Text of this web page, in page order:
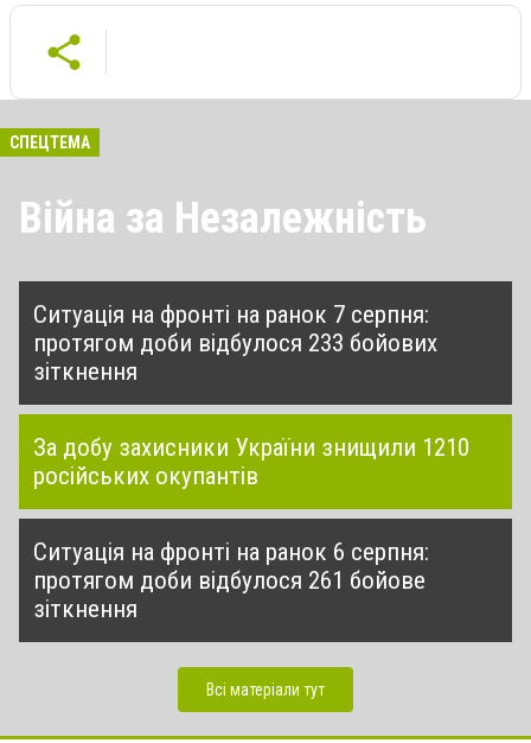
СПЕЦТЕМА
Війна за Незалежність
Ситуація на фронті на ранок 7 серпня:
протягом доби відбулося 233 бойових
зіткнення
За добу захисники України знищили 1210
російських окупантів
Ситуація на фронті на ранок 6 серпня:
протягом доби відбулося 261 бойове
зіткнення
Всі матеріали тут